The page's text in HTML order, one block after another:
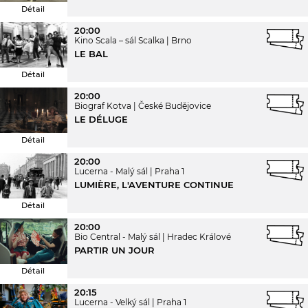
Détail
Détail
20:00
Kino Scala – sál Scalka Brno
LE BAL
Détail
20:00
Biograf Kotva České Budějovice
LE DÉLUGE
Détail
20:00
Lucerna - Malý sál Praha 1
LUMIÈRE, L'AVENTURE CONTINUE
Détail
20:00
Bio Central - Malý sál Hradec Králové
PARTIR UN JOUR
20:15
Lucerna - Velký sál Praha 1